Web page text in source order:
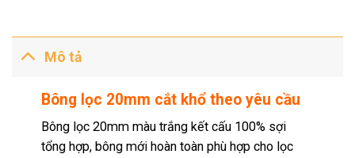
Mô tả
Bông lọc 20mm cắt khổ theo yêu cầu
Bông lọc 20mm màu trắng kết cấu 100% sợi
tổng hợp, bông mới hoàn toàn phù hợp cho lọc